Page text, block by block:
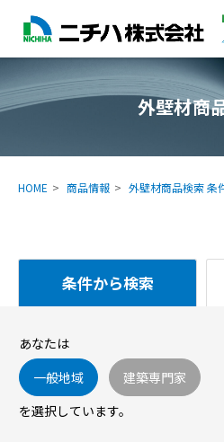
外壁材商
HOME 商品情報 外壁材商品検索 条
条件から検索
あなたは
一般地域
建築専門家
を選択しています。